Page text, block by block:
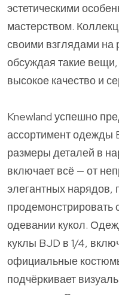
эстетическими
мастерством.
своими взглядами на
обсуждая такие вещи,
высокое качество и
Knewland успешно
ассортимент одежды
размеры деталей в
включает всё — от
элегантных нарядов,
продемонстрировать
одевании кукол.
куклы BJD в 1/4,
официальные
подчёркивает